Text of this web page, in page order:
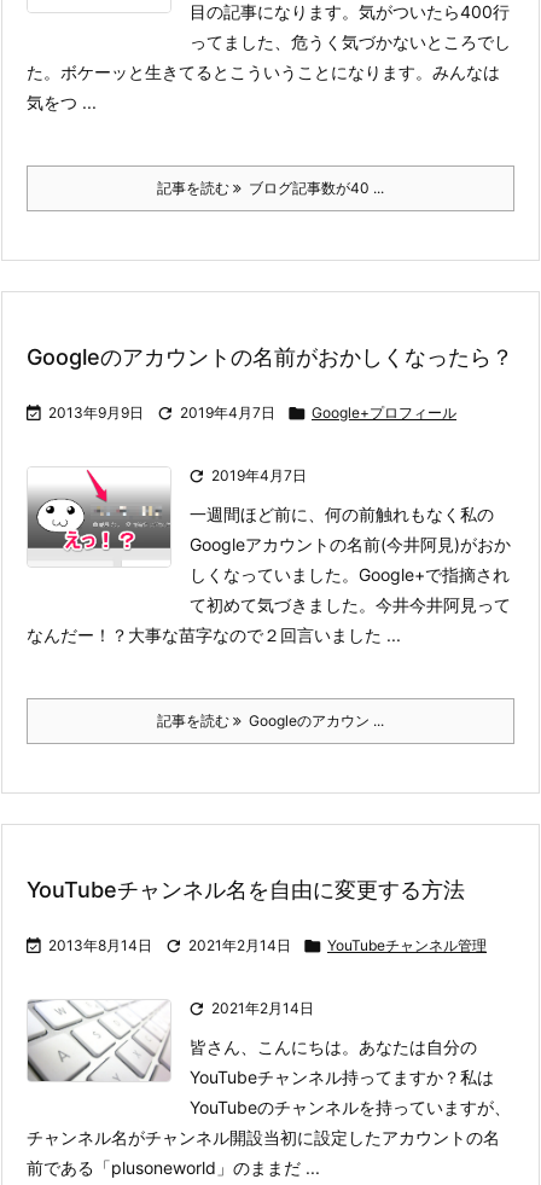
目の記事になります。気がついたら400行
ってました、危うく気づかないところでし
た。ボケーッと生きてるとこういうことになります。みんなは
気をつ ...
記事を読む ブログ記事数が40 ...
Googleのアカウントの名前がおかしくなったら？
 2013年9月9日  2019年4月7日  Google+プロフィール
 2019年4月7日
一週間ほど前に、何の前触れもなく私の
Googleアカウントの名前(今井阿見)がおか
しくなっていました。Google+で指摘され
て初めて気づきました。今井今井阿見って
なんだー！？ 大事な苗字なので２回言いました ...
記事を読む Googleのアカウン ...
YouTubeチャンネル名を自由に変更する方法
 2013年8月14日  2021年2月14日  YouTubeチャンネル管理
 2021年2月14日
皆さん、こんにちは。あなたは自分の
YouTubeチャンネル持ってますか？私は
YouTubeのチャンネルを持っていますが、
チャンネル名がチャンネル開設当初に設定したアカウントの名
前である「plusoneworld」のままだ ...